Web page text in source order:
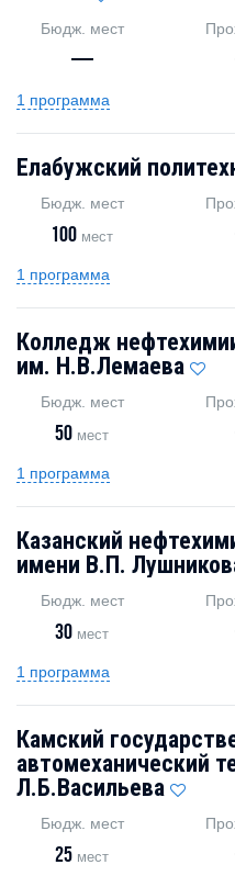
Бюдж. мест
—
1 программа
Елабужский
Бюдж. мест
100 мест
1 программа
Колледж
им. Н.В.Лемаева
Бюдж. мест
50 мест
1 программа
Казанский
имени В.П.
Бюдж. мест
30 мест
1 программа
Камский
автомеханический
Л.Б.Васильева
Бюдж. мест
25 мест